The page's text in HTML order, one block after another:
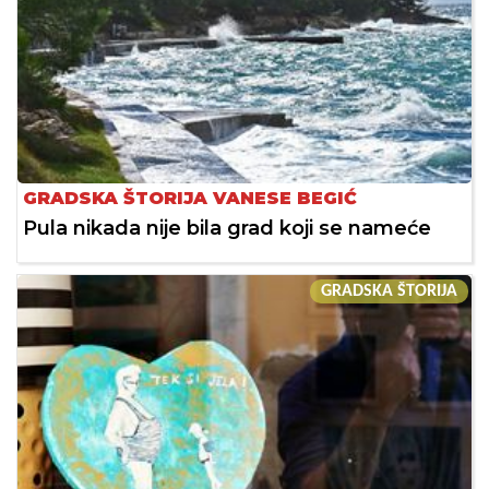
GRADSKA ŠTORIJA VANESE BEGIĆ
Pula nikada nije bila grad koji se nameće
GRADSKA ŠTORIJA